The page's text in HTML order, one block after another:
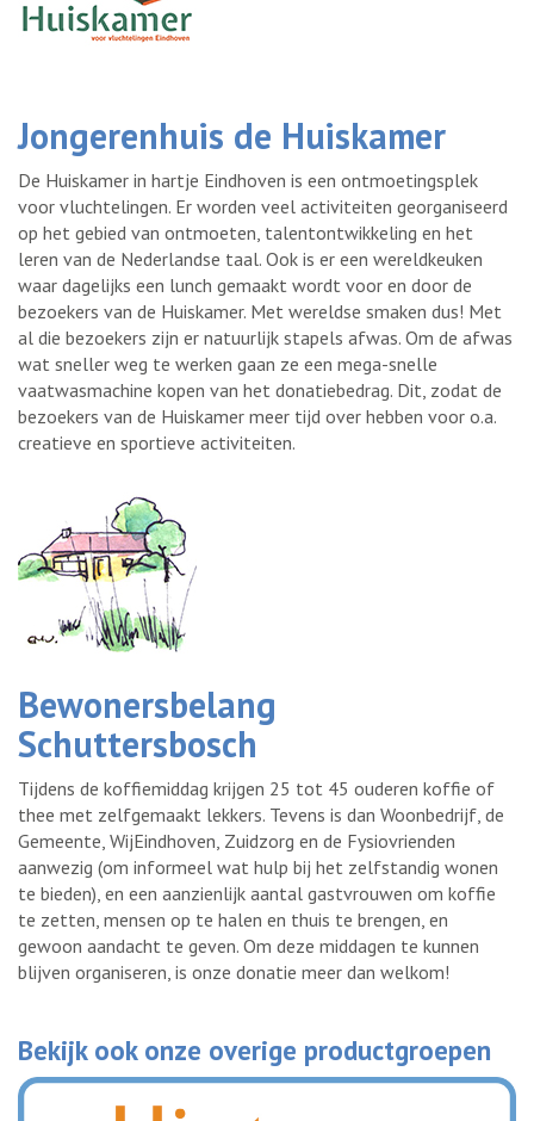
Jongerenhuis de Huiskamer
De Huiskamer in hartje Eindhoven is een ontmoetingsplek
voor vluchtelingen. Er worden veel activiteiten georganiseerd
op het gebied van ontmoeten, talentontwikkeling en het
leren van de Nederlandse taal. Ook is er een wereldkeuken
waar dagelijks een lunch gemaakt wordt voor en door de
bezoekers van de Huiskamer. Met wereldse smaken dus! Met
al die bezoekers zijn er natuurlijk stapels afwas. Om de afwas
wat sneller weg te werken gaan ze een mega-snelle
vaatwasmachine kopen van het donatiebedrag. Dit, zodat de
bezoekers van de Huiskamer meer tijd over hebben voor o.a.
creatieve en sportieve activiteiten.
Bewonersbelang
Schuttersbosch
Tijdens de koffiemiddag krijgen 25 tot 45 ouderen koffie of
thee met zelfgemaakt lekkers. Tevens is dan Woonbedrijf, de
Gemeente, WijEindhoven, Zuidzorg en de Fysiovrienden
aanwezig (om informeel wat hulp bij het zelfstandig wonen
te bieden), en een aanzienlijk aantal gastvrouwen om koffie
te zetten, mensen op te halen en thuis te brengen, en
gewoon aandacht te geven. Om deze middagen te kunnen
blijven organiseren, is onze donatie meer dan welkom!
Bekijk ook onze overige productgroepen